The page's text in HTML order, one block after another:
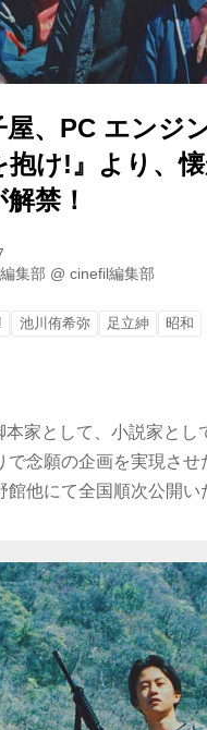
屋、PC エンジ
抱け!』より、
禁！
集部 @cinefil編集部
池川侑希弥 足立紳 昭和
本家として、小説家と
で念願の企画を実現させ
他にて全国順次公開い